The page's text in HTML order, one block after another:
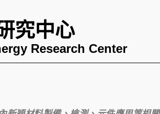
究中心
Research Center